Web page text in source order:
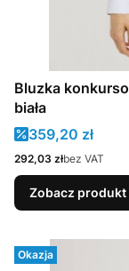
Bluzka
biała
Cena
359,20 zł
Cena
292,03 złbez VAT
Zobacz produkt
Okazja